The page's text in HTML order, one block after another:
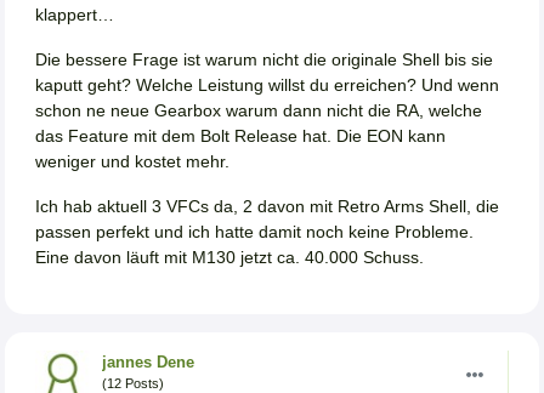
klappert…
Die bessere Frage ist warum nicht die originale Shell bis sie
kaputt geht? Welche Leistung willst du erreichen? Und wenn
schon ne neue Gearbox warum dann nicht die RA, welche
das Feature mit dem Bolt Release hat. Die EON kann
weniger und kostet mehr.
Ich hab aktuell 3 VFCs da, 2 davon mit Retro Arms Shell, die
passen perfekt und ich hatte damit noch keine Probleme.
Eine davon läuft mit M130 jetzt ca. 40.000 Schuss.
jannes Dene
(12 Posts)